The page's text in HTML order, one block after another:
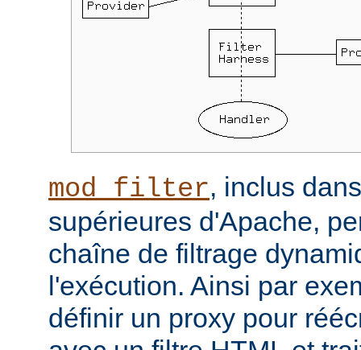
mod_filter, inclus
supérieures d'Apache,
chaîne de filtrage
l'exécution. Ainsi par
définir un proxy pour